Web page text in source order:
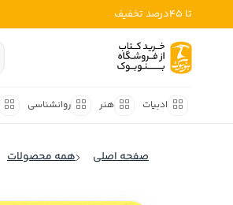
تا 45درصد تخفیف
ادبیات هنر روانشناسی
ادبیات ایران
ادبیات
صفحه اصلی همه محصولات